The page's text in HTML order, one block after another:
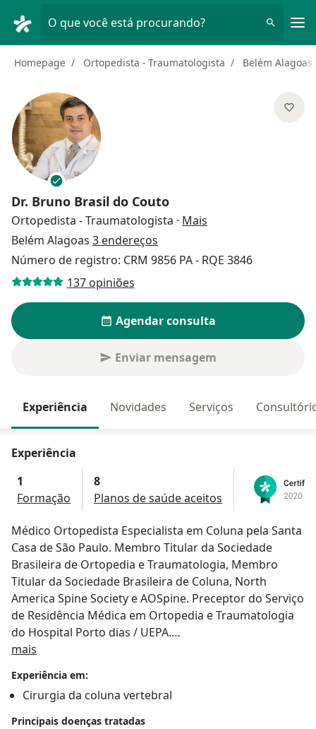
O que você está procurando?
Homepage Ortopedista - Traumatologista Belém Alagoas
Dr. Bruno Brasil do Couto
Ortopedista - Traumatologista · Mais
Belém Alagoas 3 endereços
Número de registro: CRM 9856 PA - RQE 3846
137 opiniões
Agendar consulta
Enviar mensagem
Experiência Novidades Serviços
Experiência
1
Formação
8
Planos de saúde aceitos
Médico Ortopedista Especialista em Coluna pela Santa
Casa de São Paulo. Membro Titular da Sociedade
Brasileira de Ortopedia e Traumatologia, Membro
Titular da Sociedade Brasileira de Coluna, North
America Spine Society e AOSpine. Preceptor do Serviço
de Residência Médica em Ortopedia e Traumatologia
do Hospital Porto dias / UEPA.
Cirurgião de Coluna do Hospital Porto Dias e Hospital
Adventista de Belém, com formação em Cirurgia
Endoscópica de Coluna, Cirurgia minimamente
invasiva da coluna e Tratamento cirúrgico de
deformidades e desvios da coluna.
mais
Experiência em:
Cirurgia da coluna vertebral
Principais doenças tratadas